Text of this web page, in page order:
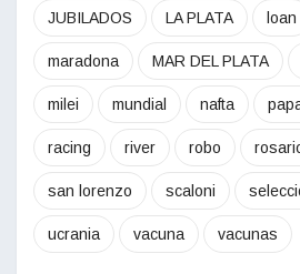
JUBILADOS LA PLATA loan
maradona MAR DEL PLATA
milei mundial nafta
racing river robo
san lorenzo scaloni
ucrania vacuna vacunas